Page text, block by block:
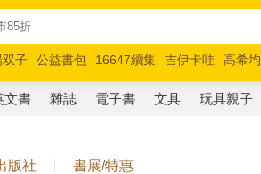
双子 公益書包 16647續集 吉伊卡哇 高希均
新作 馬斯克 玩具總動員5 超慢跑
文書 雜誌 電子書 文具 玩具親子
版社 書展/特惠